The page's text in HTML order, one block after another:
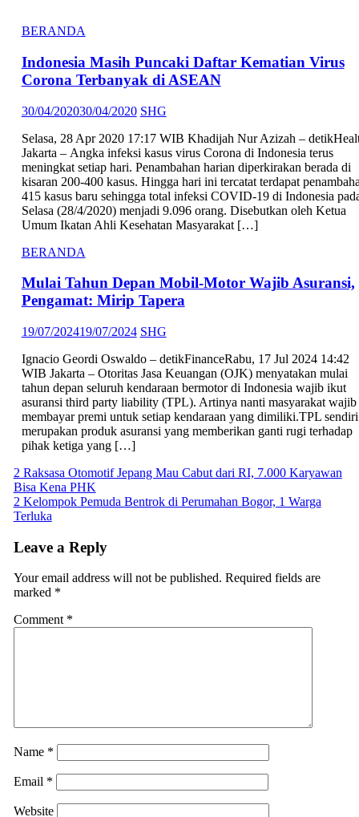
BERANDA
Indonesia Masih Puncaki Daftar Kematian Virus
Corona Terbanyak di ASEAN
Posted
30/04/202030/04/2020 Author
SHG
Selasa, 28 Apr 2020 17:17 WIB Khadijah Nur Azizah –
Jakarta – Angka infeksi kasus virus Corona di Indonesia terus
meningkat setiap hari. Penambahan harian diperkirakan berada di
kisaran 200-400 kasus. Hingga hari ini tercatat terdapat
415 kasus baru sehingga total infeksi COVID-19 di Indonesia
Selasa (28/4/2020) menjadi 9.096 orang. Disebutkan oleh Ketua
Umum Ikatan Ahli Kesehatan Masyarakat […]
BERANDA
Mulai Tahun Depan Mobil-Motor Wajib Asuransi,
Pengamat: Mirip Tapera
Posted
19/07/202419/07/2024 Author
SHG
Ignacio Geordi Oswaldo – detikFinanceRabu, 17 Jul 2024 14:42
WIB Jakarta – Otoritas Jasa Keuangan (OJK) menyatakan mulai
tahun depan seluruh kendaraan bermotor di Indonesia wajib ikut
asuransi third party liability (TPL). Artinya nanti masyarakat wajib
membayar premi untuk setiap kendaraan yang dimiliki.TPL sendiri
merupakan produk asuransi yang memberikan ganti rugi terhadap
pihak ketiga yang […]
Post
navigation
2 Raksasa Otomotif Jepang Mau Cabut dari RI, 7.000 Karyawan
Bisa Kena PHK
2 Kelompok Pemuda Bentrok di Perumahan Bogor, 1 Warga
Terluka
Leave a Reply
Your email address will not be published. Required fields are
marked *
Comment *
Name *
Email *
Website